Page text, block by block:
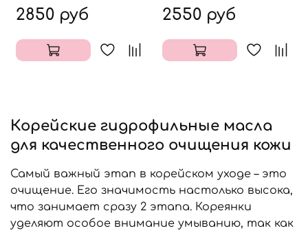
2850 руб 2550 руб
Корейские гидрофильные масла
для качественного очищения кожи
Самый важный этап в корейском уходе – это
очищение. Его значимость настолько высока,
что занимает сразу 2 этапа. Кореянки
уделяют особое внимание умыванию, так как